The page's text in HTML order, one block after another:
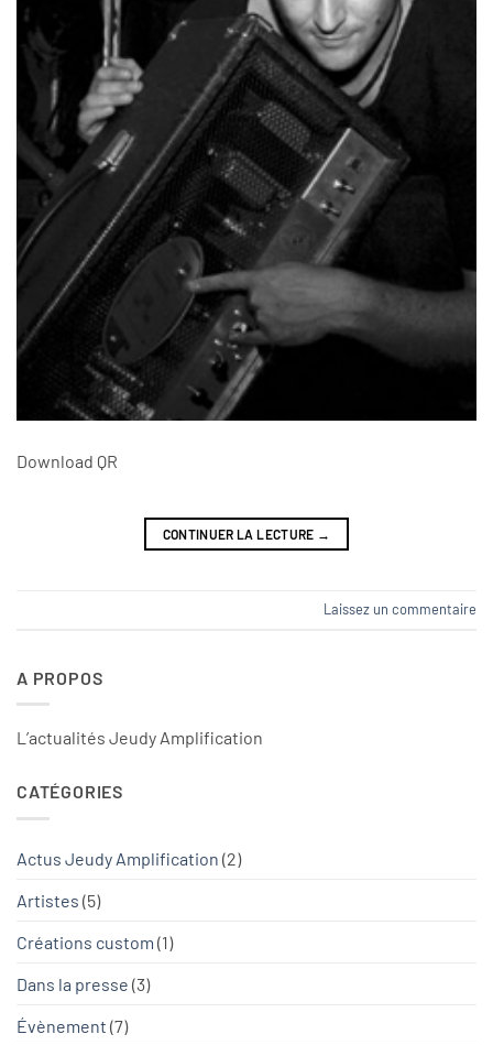
Download QR
CONTINUER LA LECTURE →
Laissez un commentaire
A PROPOS
L’actualités Jeudy Amplification
CATÉGORIES
Actus Jeudy Amplification (2)
Artistes (5)
Créations custom (1)
Dans la presse (3)
Évènement (7)